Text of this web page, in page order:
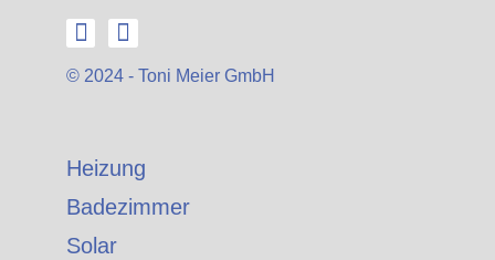
© 2024 - Toni Meier GmbH
Heizung
Badezimmer
Solar